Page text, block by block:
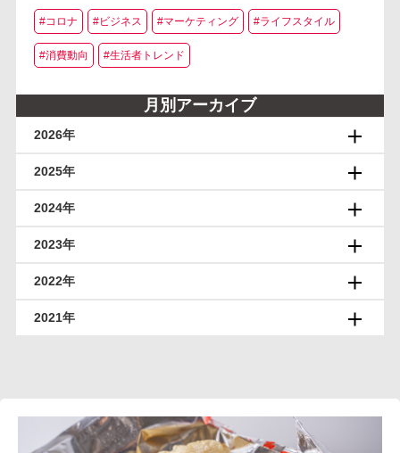
#コロナ #ビジネス #マーケティング #ライフスタイル
#消費動向 #生活者トレンド
月別アーカイブ
2026年
2025年
2024年
2023年
2022年
2021年